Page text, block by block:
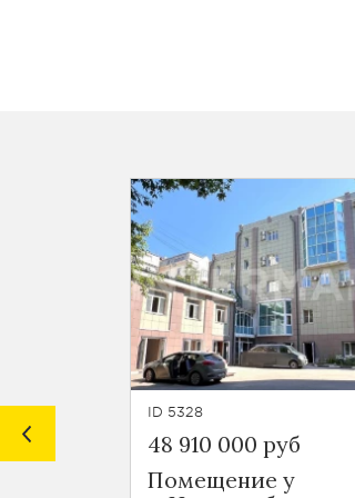
ID 5328
48 910 000 руб
Помещение у